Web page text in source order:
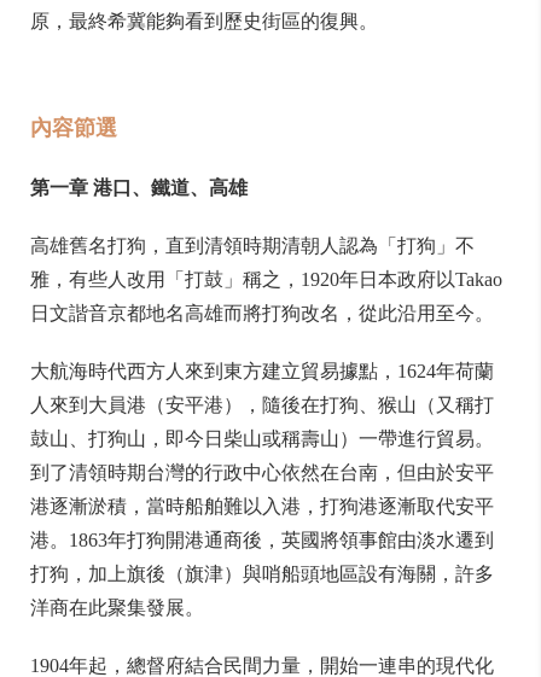
原，最終希冀能夠看到歷史街區的復興。
內容節選
第一章 港口、鐵道、高雄
高雄舊名打狗，直到清領時期清朝人認為「打狗」不
雅，有些人改用「打鼓」稱之，1920年日本政府以Takao
日文諧音京都地名高雄而將打狗改名，從此沿用至今。
大航海時代西方人來到東方建立貿易據點，1624年荷蘭
人來到大員港（安平港），隨後在打狗、猴山（又稱打
鼓山、打狗山，即今日柴山或稱壽山）一帶進行貿易。
到了清領時期台灣的行政中心依然在台南，但由於安平
港逐漸淤積，當時船舶難以入港，打狗港逐漸取代安平
港。1863年打狗開港通商後，英國將領事館由淡水遷到
打狗，加上旗後（旗津）與哨船頭地區設有海關，許多
洋商在此聚集發展。
1904年起，總督府結合民間力量，開始一連串的現代化